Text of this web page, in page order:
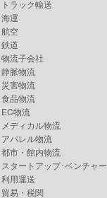
トラック輸送
海運
航空
鉄道
物流子会社
静脈物流
災害物流
食品物流
EC物流
メディカル物流
アパレル物流
都市・館内物流
スタートアップ･ベンチャー
利用運送
貿易・税関